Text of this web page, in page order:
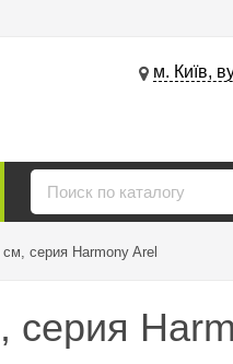
м. Київ,
серия Harmony Arel
серия